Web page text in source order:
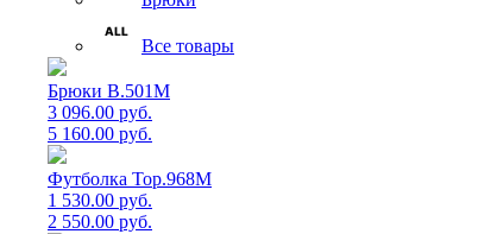
Все товары
Брюки B.501M
3 096.00 руб.
5 160.00 руб.
Футболка Top.968M
1 530.00 руб.
2 550.00 руб.